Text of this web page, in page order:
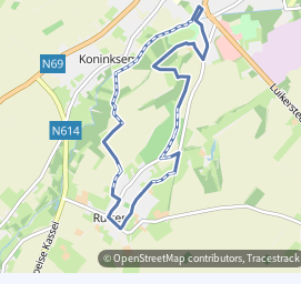
© OpenStreetMap contributors, Tracestrack